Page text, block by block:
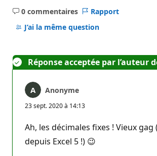
0 commentaires
Aucun
commentaire
Rapport
J’ai la même question
Réponse acceptée par l’auteur
Anonyme
23 sept. 2020 à 14:13
Ah, les décimales fixes ! Vieux gag
depuis Excel 5 !) 😉